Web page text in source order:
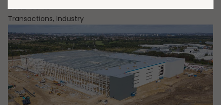
2022-06-15
Transactions, Industry